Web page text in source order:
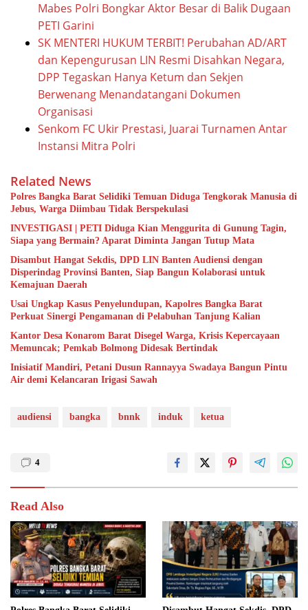
Mabes Polri Bongkar Aktor Besar di Balik Dugaan
PETI Garini
SK MENTERI HUKUM TERBIT! Perubahan AD/ART
dan Kepengurusan LIN Resmi Disahkan Negara,
DPP Tegaskan Hanya Ketum dan Sekjen
Berwenang Menandatangani Dokumen
Organisasi
Senkom FC Ukir Prestasi, Juarai Turnamen Antar
Instansi Mitra Polri
Related News
Polres Bangka Barat Selidiki Temuan Diduga Tengkorak Manusia di
Jebus, Warga Diimbau Tidak Berspekulasi
INVESTIGASI | PETI Diduga Kian Menggurita di Gunung Tagin,
Siapa yang Bermain? Aparat Diminta Jangan Tutup Mata
Disambut Hangat Sekdis, DPD LIN Banten Audiensi dengan
Disperindag Provinsi Banten, Siap Bangun Kolaborasi untuk
Kemajuan Daerah
Usai Ungkap Kasus Penyelundupan, Kapolres Bangka Barat
Perkuat Sinergi Pengamanan di Pelabuhan Tanjung Kalian
Kantor Desa Konarom Barat Disegel Warga, Krisis Kepercayaan
Memuncak; Pemkab Bolmong Didesak Bertindak
Inisiatif Mandiri, Petani Dusun Rannayya Swadaya Bangun Pintu
Air demi Kelancaran Irigasi Sawah
audiensi bangka bnnk induk ketua
4
Read Also